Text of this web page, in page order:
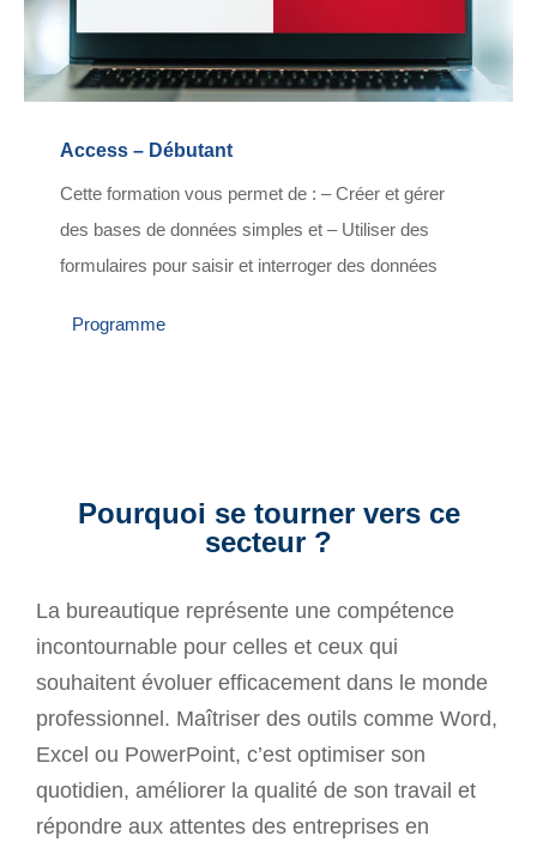
Access – Débutant
Cette formation vous permet de : – Créer et gérer
des bases de données simples et – Utiliser des
formulaires pour saisir et interroger des données
Programme
Pourquoi se tourner vers ce
secteur ?
La bureautique représente une compétence
incontournable pour celles et ceux qui
souhaitent évoluer efficacement dans le monde
professionnel. Maîtriser des outils comme Word,
Excel ou PowerPoint, c’est optimiser son
quotidien, améliorer la qualité de son travail et
répondre aux attentes des entreprises en